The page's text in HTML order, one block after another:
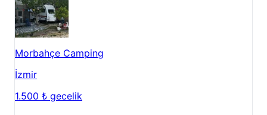
Morbahçe Camping
İzmir
1.500 ₺ gecelik